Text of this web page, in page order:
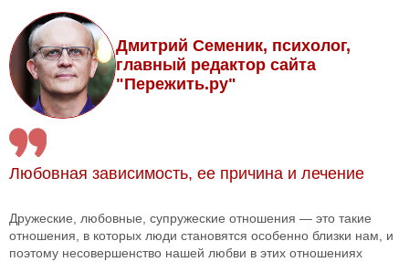
Дмитрий Семеник, психолог,
главный редактор сайта
"Пережить.ру"
Любовная зависимость, ее причина и лечение
Дружеские, любовные, супружеские отношения — это такие
отношения, в которых люди становятся особенно близки нам, и
поэтому несовершенство нашей любви в этих отношениях